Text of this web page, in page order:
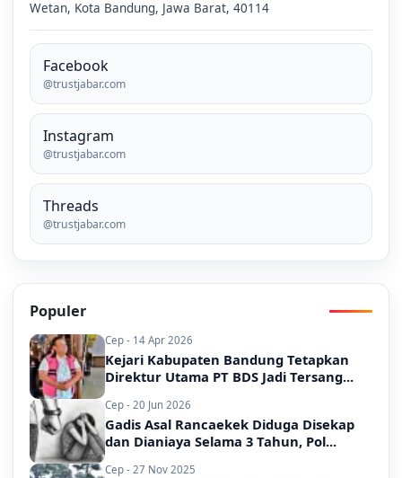
Wetan, Kota Bandung, Jawa Barat, 40114
Facebook
@trustjabar.com
Instagram
@trustjabar.com
Threads
@trustjabar.com
Populer
Cep - 14 Apr 2026
Kejari Kabupaten Bandung Tetapkan
Direktur Utama PT BDS Jadi Tersang...
Cep - 20 Jun 2026
Gadis Asal Rancaekek Diduga Disekap
dan Dianiaya Selama 3 Tahun, Pol...
Cep - 27 Nov 2025